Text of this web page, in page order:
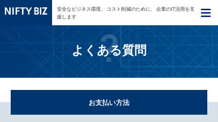
安全なビジネス環境、 コスト削減のために、
企業のIT活用を支
援します
よくある質問
お支払い方法